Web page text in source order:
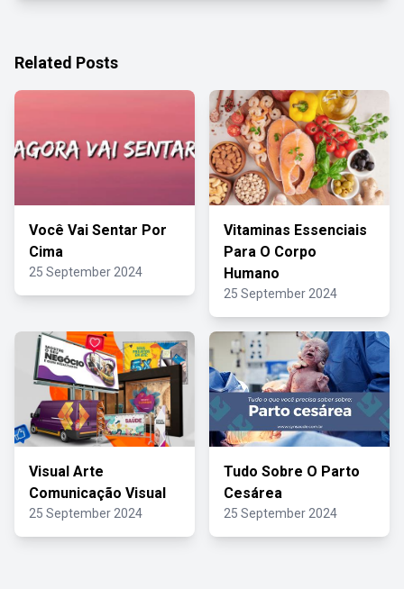
Related Posts
Você Vai Sentar Por
Cima
25 September 2024
Vitaminas Essenciais
Para O Corpo
Humano
25 September 2024
Visual Arte
Comunicação Visual
25 September 2024
Tudo Sobre O Parto
Cesárea
25 September 2024